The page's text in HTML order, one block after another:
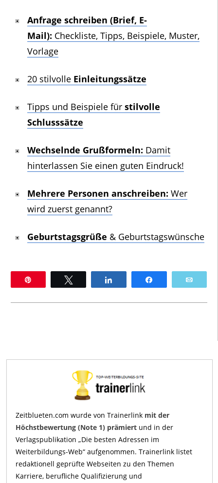
Anfrage schreiben (Brief, E-
Mail): Checkliste, Tipps, Beispiele, Muster,
Vorlage
20 stilvolle Einleitungssätze
Tipps und Beispiele für stilvolle
Schlusssätze
Wechselnde Grußformeln: Damit
hinterlassen Sie einen guten Eindruck!
Mehrere Personen anschreiben: Wer
wird zuerst genannt?
Geburtstagsgrüße & Geburtstagswünsche
Zeitblueten.com wurde von Trainerlink mit der
Höchstbewertung (Note 1) prämiert und in der
Verlagspublikation „Die besten Adressen im
Weiterbildungs-Web“ aufgenommen. Trainerlink listet
redaktionell geprüfte Webseiten zu den Themen
Karriere, berufliche Qualifizierung und